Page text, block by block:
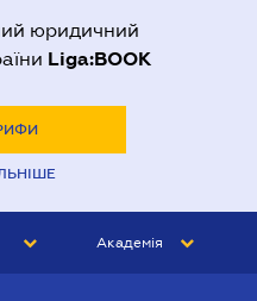
юридичний
Liga:BOOK
Академія